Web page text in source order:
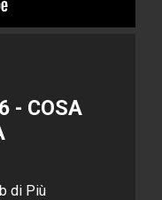
- COSA
di Più